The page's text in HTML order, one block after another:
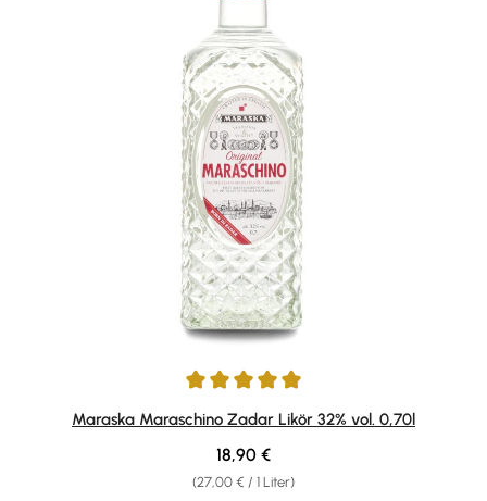
Durchschnittliche Bewertung von 5 von 5 Sternen
Maraska Maraschino Zadar Likör 32% vol. 0,70l
(27,00 € / 1 Liter)
Regulärer Preis:
18,90 €